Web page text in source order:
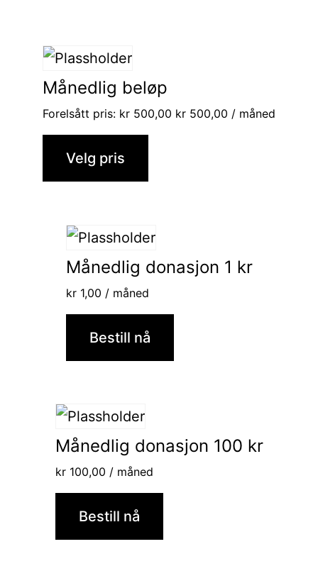
Månedlig beløp
Forelsått pris: kr 500,00 kr 500,00 / måned
Velg pris
Månedlig donasjon 1 kr
kr1,00 / måned
Bestill nå
Månedlig donasjon 100 kr
kr100,00 / måned
Bestill nå